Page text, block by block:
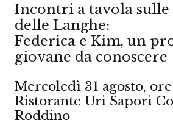
Incontri a tavola
delle Langhe:
Federica e Kim, un
giovane da conoscere
Mercoledì 31 agosto, ore
Ristorante Uri Sapori
Roddino